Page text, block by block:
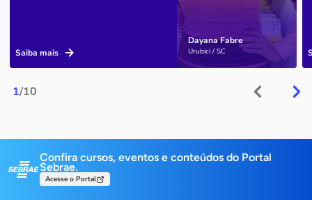
1/10
Dayana Fabre
Urubici / SC
Saiba mais
Confira cursos, eventos e conteúdos do Portal
Sebrae.
Acesse o Portal